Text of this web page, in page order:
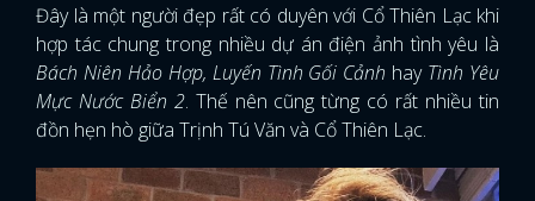
Đây là một người đẹp rất có duyên với Cổ Thiên Lạc khi
hợp tác chung trong nhiều dự án điện ảnh tình yêu là
Bách Niên Hảo Hợp, Luyến Tình Gối Cảnh hay Tình Yêu
Mực Nước Biển 2. Thế nên cũng từng có rất nhiều tin
đồn hẹn hò giữa Trịnh Tú Văn và Cổ Thiên Lạc.